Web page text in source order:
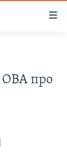
ОВА про